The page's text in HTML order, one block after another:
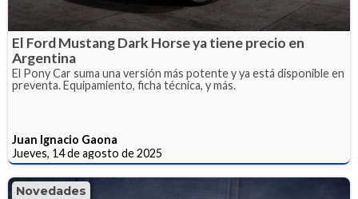
El Ford Mustang Dark Horse ya tiene precio en
Argentina
El Pony Car suma una versión más potente y ya está disponible en
preventa. Equipamiento, ficha técnica, y más.
Juan Ignacio Gaona
Jueves, 14 de agosto de 2025
Novedades